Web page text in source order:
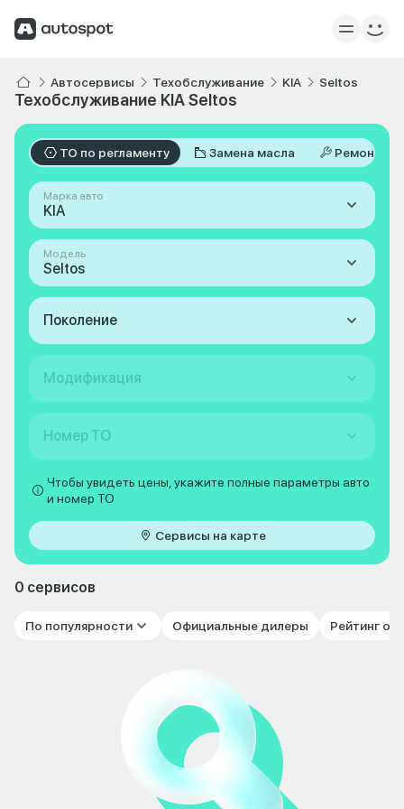
Автосервисы Техобслуживание KIA Seltos
Техобслуживание KIA Seltos
ТО по регламенту Замена масла Ремонт
Марка авто
KIA
Модель
Seltos
Поколение
Модификация
Номер ТО
Чтобы увидеть цены, укажите полные параметры авто
и номер ТО
Сервисы на карте
0 сервисов
По популярности Официальные дилеры Рейтинг